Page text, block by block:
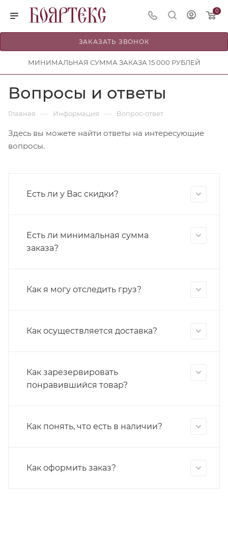
0
ЗАКАЗАТЬ ЗВОНОК
МИНИМАЛЬНАЯ СУММА ЗАКАЗА 15 000 РУБЛЕЙ
Вопросы и ответы
Главная — Информация — Вопрос-ответ
Здесь вы можете найти ответы на интересующие
вопросы.
Есть ли у Вас скидки?
Есть ли минимальная сумма
заказа?
Как я могу отследить груз?
Как осуществляется доставка?
Как зарезервировать
понравившийся товар?
Как понять, что есть в наличии?
Как оформить заказ?